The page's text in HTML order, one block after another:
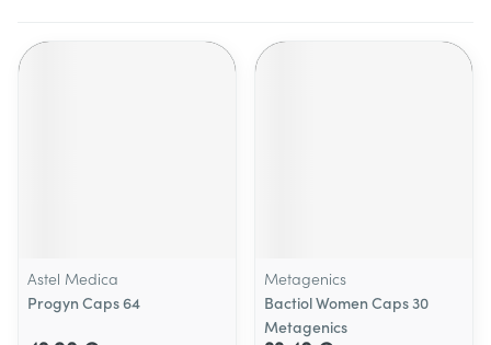
Astel Medica
Progyn Caps 64
Metagenics
Bactiol Women Caps 30
Metagenics